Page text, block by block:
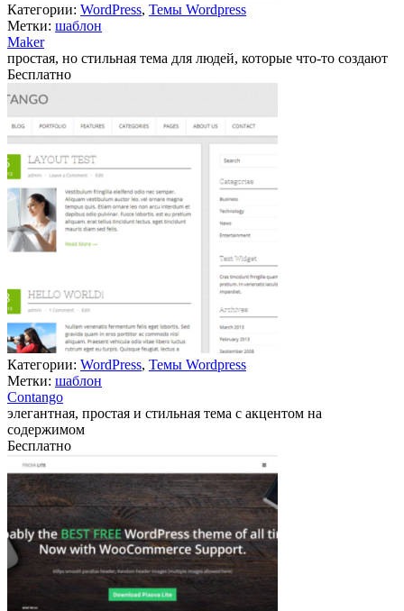
Категории: WordPress, Темы Wordpress
Метки: шаблон
Maker
простая, но стильная тема для людей, которые что-то создают
Бесплатно
Категории: WordPress, Темы Wordpress
Метки: шаблон
Contango
элегантная, простая и стильная тема с акцентом на
содержимом
Бесплатно